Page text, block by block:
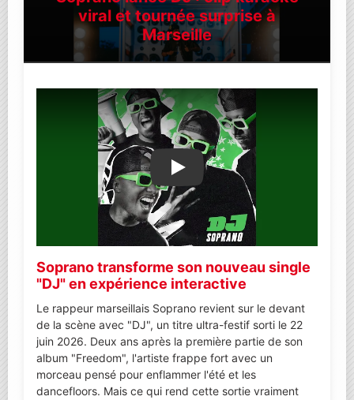
viral et tournée surprise à
Marseille
Lire la vidéo YouTube
Soprano transforme son nouveau single
"DJ" en expérience interactive
Le rappeur marseillais Soprano revient sur le devant
de la scène avec "DJ", un titre ultra-festif sorti le 22
juin 2026. Deux ans après la première partie de son
album "Freedom", l'artiste frappe fort avec un
morceau pensé pour enflammer l'été et les
dancefloors. Mais ce qui rend cette sortie vraiment